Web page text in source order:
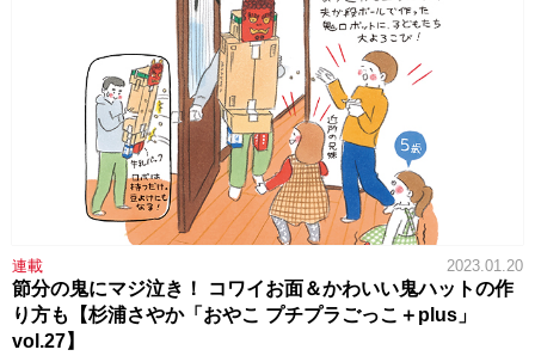
連載 2023.01.20
節分の鬼にマジ泣き！ コワイお面＆かわいい鬼ハットの作
り方も【杉浦さやか「おやこ プチプラごっこ＋plus」
vol.27】